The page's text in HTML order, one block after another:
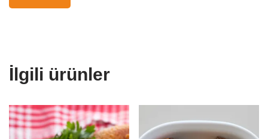
İlgili ürünler